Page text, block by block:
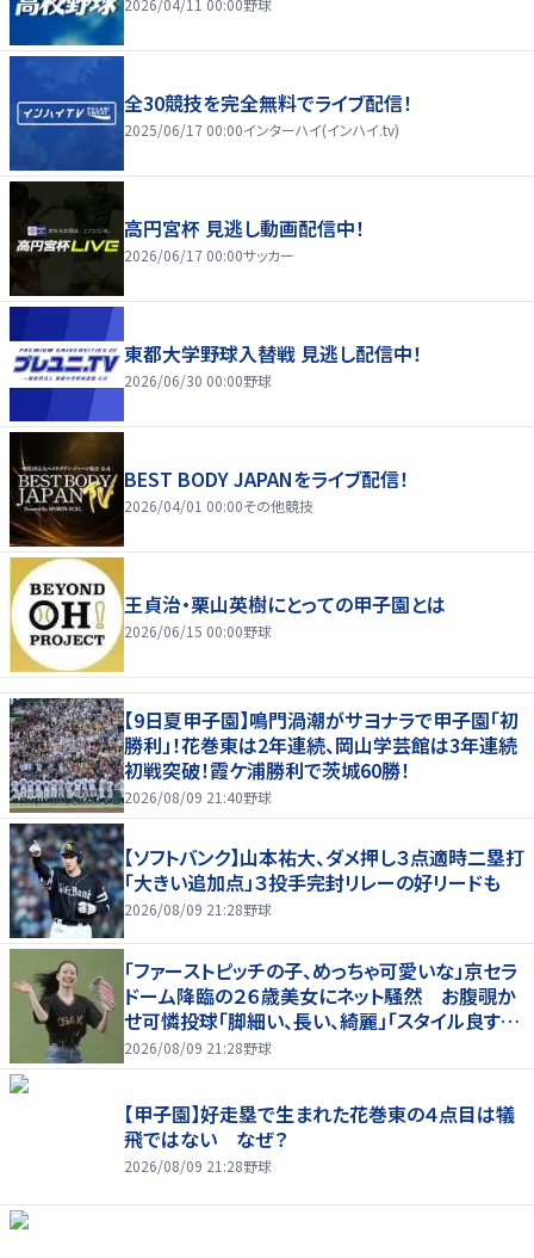
全30競技を完全無料でライブ配信！
2025/06/17 00:00インターハイ(インハイ.tv)
高円宮杯 見逃し動画配信中！
2026/06/17 00:00サッカー
東都大学野球入替戦 見逃し配信中！
2026/06/30 00:00野球
BEST BODY JAPANをライブ配信！
2026/04/01 00:00その他競技
王貞治・栗山英樹にとっての甲子園とは
2026/06/15 00:00野球
【9日夏甲子園】鳴門渦潮がサヨナラで甲子園「初
勝利」！花巻東は2年連続、岡山学芸館は3年連続
初戦突破！霞ケ浦勝利で茨城60勝！
2026/08/09 21:40野球
【ソフトバンク】山本祐大、ダメ押し３点適時二塁打
「大きい追加点」３投手完封リレーの好リードも
2026/08/09 21:28野球
「ファーストピッチの子、めっちゃ可愛いな」京セラ
ドーム降臨の２６歳美女にネット騒然 お腹覗か
せ可憐投球「脚細い、長い、綺麗」「スタイル良すぎ
だろ」
2026/08/09 21:28野球
【甲子園】好走塁で生まれた花巻東の４点目は犠
飛ではない なぜ？
2026/08/09 21:28野球